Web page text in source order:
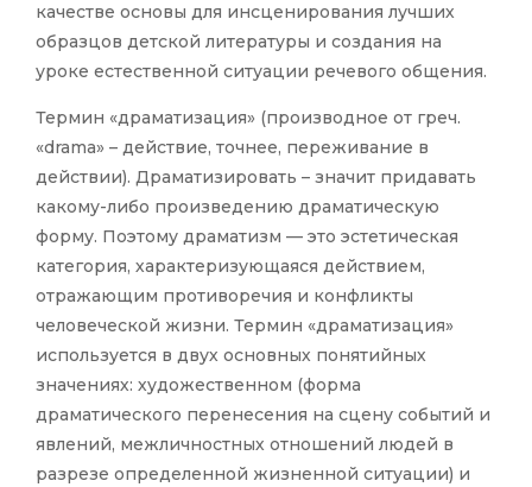
качестве основы для инсценирования лучших
образцов детской литературы и создания на
уроке естественной ситуации речевого общения.
Термин «драматизация» (производное от греч.
«drama» – действие, точнее, переживание в
действии). Драматизировать – значит придавать
какому-либо произведению драматическую
форму. Поэтому драматизм — это эстетическая
категория, характеризующаяся действием,
отражающим противоречия и конфликты
человеческой жизни. Термин «драматизация»
используется в двух основных понятийных
значениях: художественном (форма
драматического перенесения на сцену событий и
явлений, межличностных отношений людей в
разрезе определенной жизненной ситуации) и